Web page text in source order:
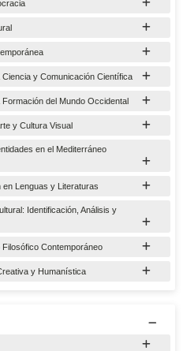
y Comunicación Científica
del Mundo Occidental
y Cultura Visual
en el Mediterráneo
Lenguas y Literaturas
Identificación, Análisis y
Contemporáneo
y Humanística